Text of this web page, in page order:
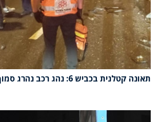
תאונה קטלנית בכביש 6: נהג רכב נהרג סמוך למחלף עין תות